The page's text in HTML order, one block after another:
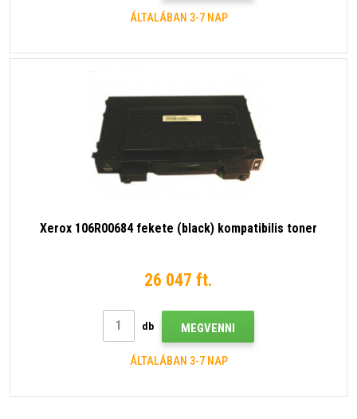
ÁLTALÁBAN 3-7 NAP
Xerox 106R00684 fekete (black) kompatibilis toner
26 047 ft.
db MEGVENNI
ÁLTALÁBAN 3-7 NAP